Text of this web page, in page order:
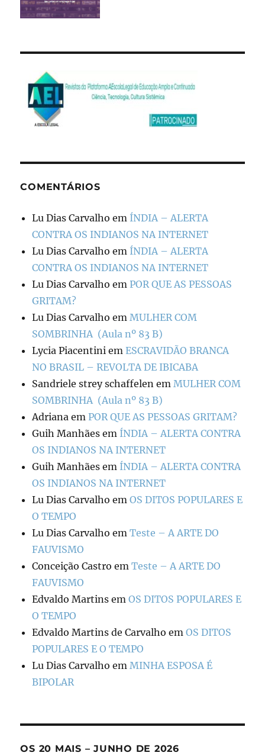
COMENTÁRIOS
Lu Dias Carvalho em ÍNDIA – ALERTA
CONTRA OS INDIANOS NA INTERNET
Lu Dias Carvalho em ÍNDIA – ALERTA
CONTRA OS INDIANOS NA INTERNET
Lu Dias Carvalho em POR QUE AS PESSOAS
GRITAM?
Lu Dias Carvalho em MULHER COM
SOMBRINHA (Aula nº 83 B)
Lycia Piacentini emESCRAVIDÃO BRANCA
NO BRASIL – REVOLTA DE IBICABA
Sandriele strey schaffelen em MULHER COM
SOMBRINHA (Aula nº 83 B)
Adriana em POR QUE AS PESSOAS GRITAM?
Guih Manhães em ÍNDIA – ALERTA CONTRA
OS INDIANOS NA INTERNET
Guih Manhães em ÍNDIA – ALERTA CONTRA
OS INDIANOS NA INTERNET
Lu Dias Carvalho emOS DITOS POPULARES E
O TEMPO
Lu Dias Carvalho emTeste – A ARTE DO
FAUVISMO
Conceição Castro emTeste – A ARTE DO
FAUVISMO
Edvaldo Martins emOS DITOS POPULARES E
O TEMPO
Edvaldo Martins de Carvalho emOS DITOS
POPULARES E O TEMPO
Lu Dias Carvalho em MINHA ESPOSA É
BIPOLAR
OS 20 MAIS – JUNHO DE 2026